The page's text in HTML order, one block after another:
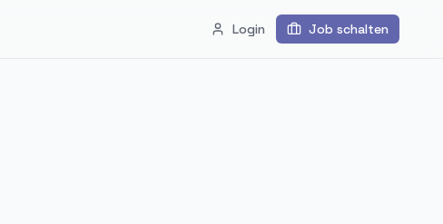
Login Job schalten